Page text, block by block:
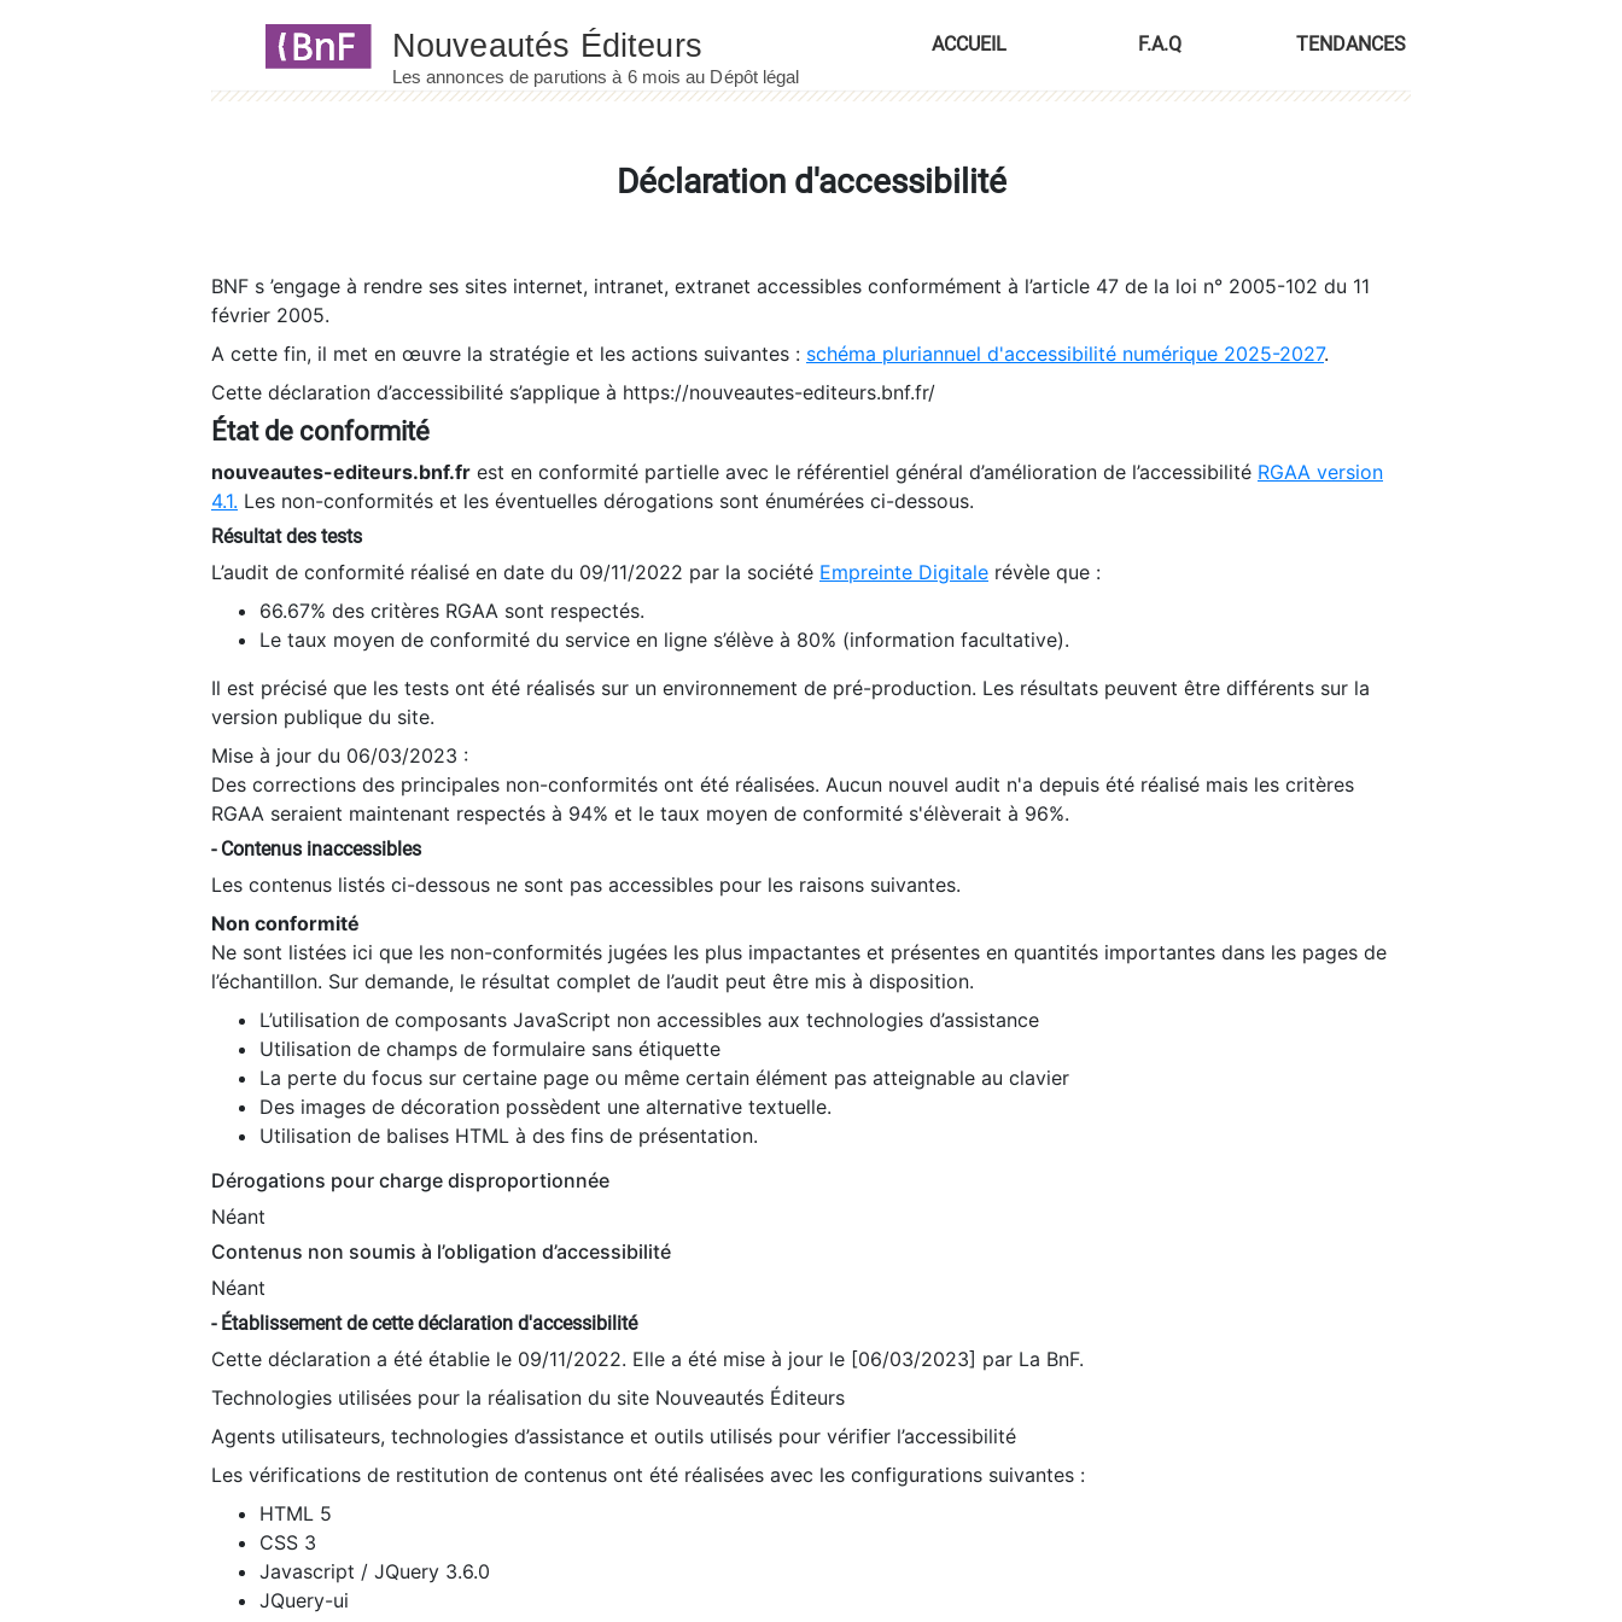
ACCUEIL F.A.Q TENDANCES
Déclaration d'accessibilité
BNF s ’engage à rendre ses sites internet, intranet, extranet accessibles conformément à l’article 47 de la loi n° 2005-102 du 11
février 2005.
A cette fin, il met en œuvre la stratégie et les actions suivantes : schéma pluriannuel d'accessibilité numérique 2025-2027.
Cette déclaration d’accessibilité s’applique à https://nouveautes-editeurs.bnf.fr/
État de conformité
nouveautes-editeurs.bnf.fr est en conformité partielle avec le référentiel général d’amélioration de l’accessibilité RGAA version
4.1. Les non-conformités et les éventuelles dérogations sont énumérées ci-dessous.
Résultat des tests
L’audit de conformité réalisé en date du 09/11/2022 par la société Empreinte Digitale révèle que :
66.67% des critères RGAA sont respectés.
Le taux moyen de conformité du service en ligne s’élève à 80% (information facultative).
Il est précisé que les tests ont été réalisés sur un environnement de pré-production. Les résultats peuvent être différents sur la
version publique du site.
Mise à jour du 06/03/2023 :
Des corrections des principales non-conformités ont été réalisées. Aucun nouvel audit n'a depuis été réalisé mais les critères
RGAA seraient maintenant respectés à 94% et le taux moyen de conformité s'élèverait à 96%.
- Contenus inaccessibles
Les contenus listés ci-dessous ne sont pas accessibles pour les raisons suivantes.
Non conformité
Ne sont listées ici que les non-conformités jugées les plus impactantes et présentes en quantités importantes dans les pages de
l’échantillon. Sur demande, le résultat complet de l’audit peut être mis à disposition.
L’utilisation de composants JavaScript non accessibles aux technologies d’assistance
Utilisation de champs de formulaire sans étiquette
La perte du focus sur certaine page ou même certain élément pas atteignable au clavier
Des images de décoration possèdent une alternative textuelle.
Utilisation de balises HTML à des fins de présentation.
Dérogations pour charge disproportionnée
Néant
Contenus non soumis à l’obligation d’accessibilité
Néant
- Établissement de cette déclaration d'accessibilité
Cette déclaration a été établie le 09/11/2022. Elle a été mise à jour le [06/03/2023] par La BnF.
Technologies utilisées pour la réalisation du site Nouveautés Éditeurs
Agents utilisateurs, technologies d’assistance et outils utilisés pour vérifier l’accessibilité
Les vérifications de restitution de contenus ont été réalisées avec les configurations suivantes :
HTML 5
CSS 3
Javascript / JQuery 3.6.0
JQuery-ui